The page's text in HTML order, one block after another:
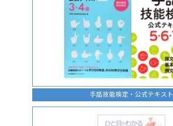
手話技能検定・公式テキスト